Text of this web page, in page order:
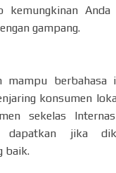
kemungkinan
gampang.
mampu berbahasa
konsumen
sekelas
dapatkan jika
baik.